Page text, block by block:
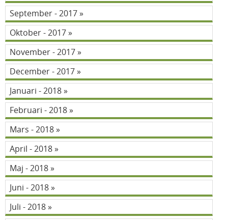
September - 2017
Oktober - 2017
November - 2017
December - 2017
Januari - 2018
Februari - 2018
Mars - 2018
April - 2018
Maj - 2018
Juni - 2018
Juli - 2018